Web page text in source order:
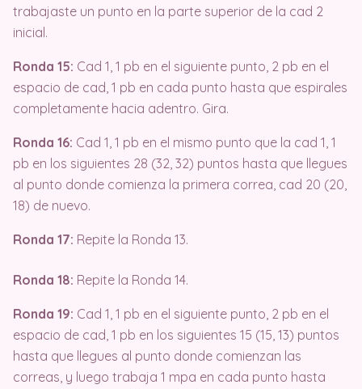
trabajaste un punto en la parte superior de la cad 2
inicial.
Ronda 15: Cad 1, 1 pb en el siguiente punto, 2 pb en el
espacio de cad, 1 pb en cada punto hasta que espirales
completamente hacia adentro. Gira.
Ronda 16: Cad 1, 1 pb en el mismo punto que la cad 1, 1
pb en los siguientes 28 (32, 32) puntos hasta que llegues
al punto donde comienza la primera correa, cad 20 (20,
18) de nuevo.
Ronda 17: Repite la Ronda 13.
Ronda 18: Repite la Ronda 14.
Ronda 19: Cad 1, 1 pb en el siguiente punto, 2 pb en el
espacio de cad, 1 pb en los siguientes 15 (15, 13) puntos
hasta que llegues al punto donde comienzan las
correas, y luego trabaja 1 mpa en cada punto hasta